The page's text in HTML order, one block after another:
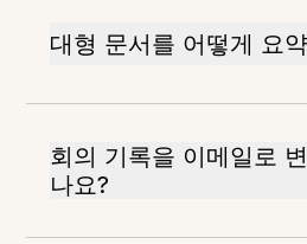
대형 문서를 어떻게 요
회의 기록을 이메일로
나요?